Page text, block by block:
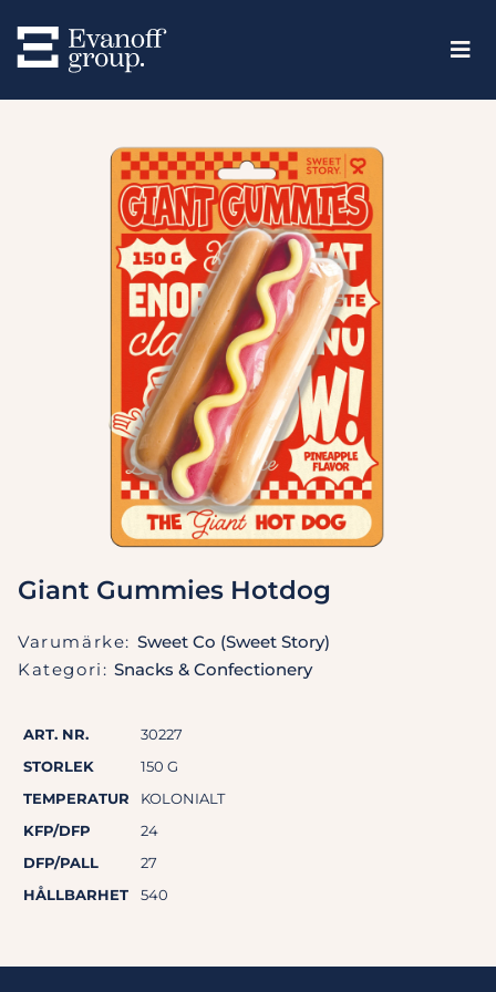
Giant Gummies Hotdog
Varumärke: Sweet Co (Sweet Story)
Kategori: Snacks & Confectionery
ART. NR.
30227
STORLEK
150 G
TEMPERATUR
KOLONIALT
KFP/DFP
24
DFP/PALL
27
HÅLLBARHET
540